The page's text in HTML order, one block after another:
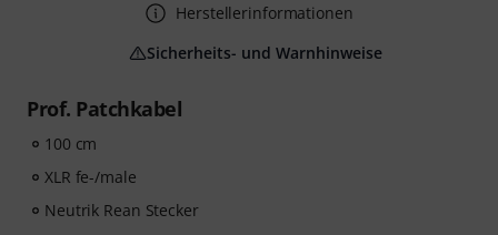
Prof. Patchkabel
100 cm
XLR fe-/male
Neutrik Rean Stecker
Herstellerinformationen
Sicherheits- und Warnhinweise